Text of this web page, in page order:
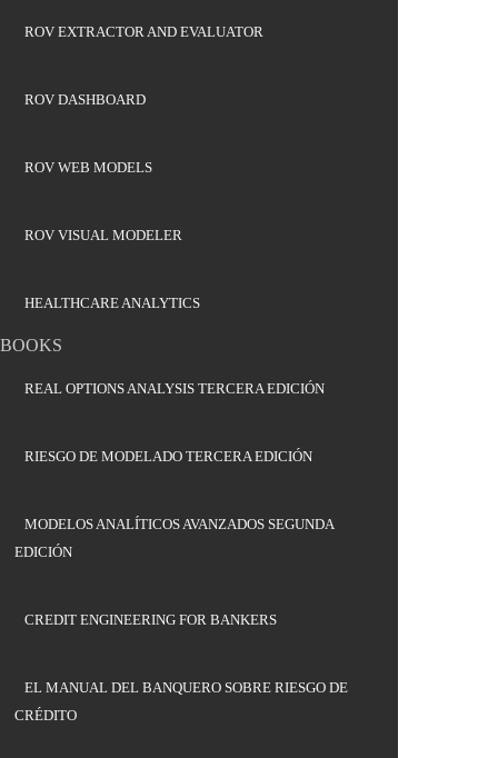
ROV EXTRACTOR AND EVALUATOR
ROV DASHBOARD
ROV WEB MODELS
ROV VISUAL MODELER
HEALTHCARE ANALYTICS
BOOKS
REAL OPTIONS ANALYSIS TERCERA EDICIÓN
RIESGO DE MODELADO TERCERA EDICIÓN
MODELOS ANALÍTICOS AVANZADOS SEGUNDA
EDICIÓN
CREDIT ENGINEERING FOR BANKERS
EL MANUAL DEL BANQUERO SOBRE RIESGO DE
CRÉDITO